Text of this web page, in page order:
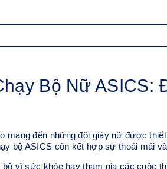
Bộ Nữ ASICS:
mang đến những đôi giày nữ được
bộ ASICS còn kết hợp sự thoải mái
bộ vì sức khỏe hay tham gia các cuộc